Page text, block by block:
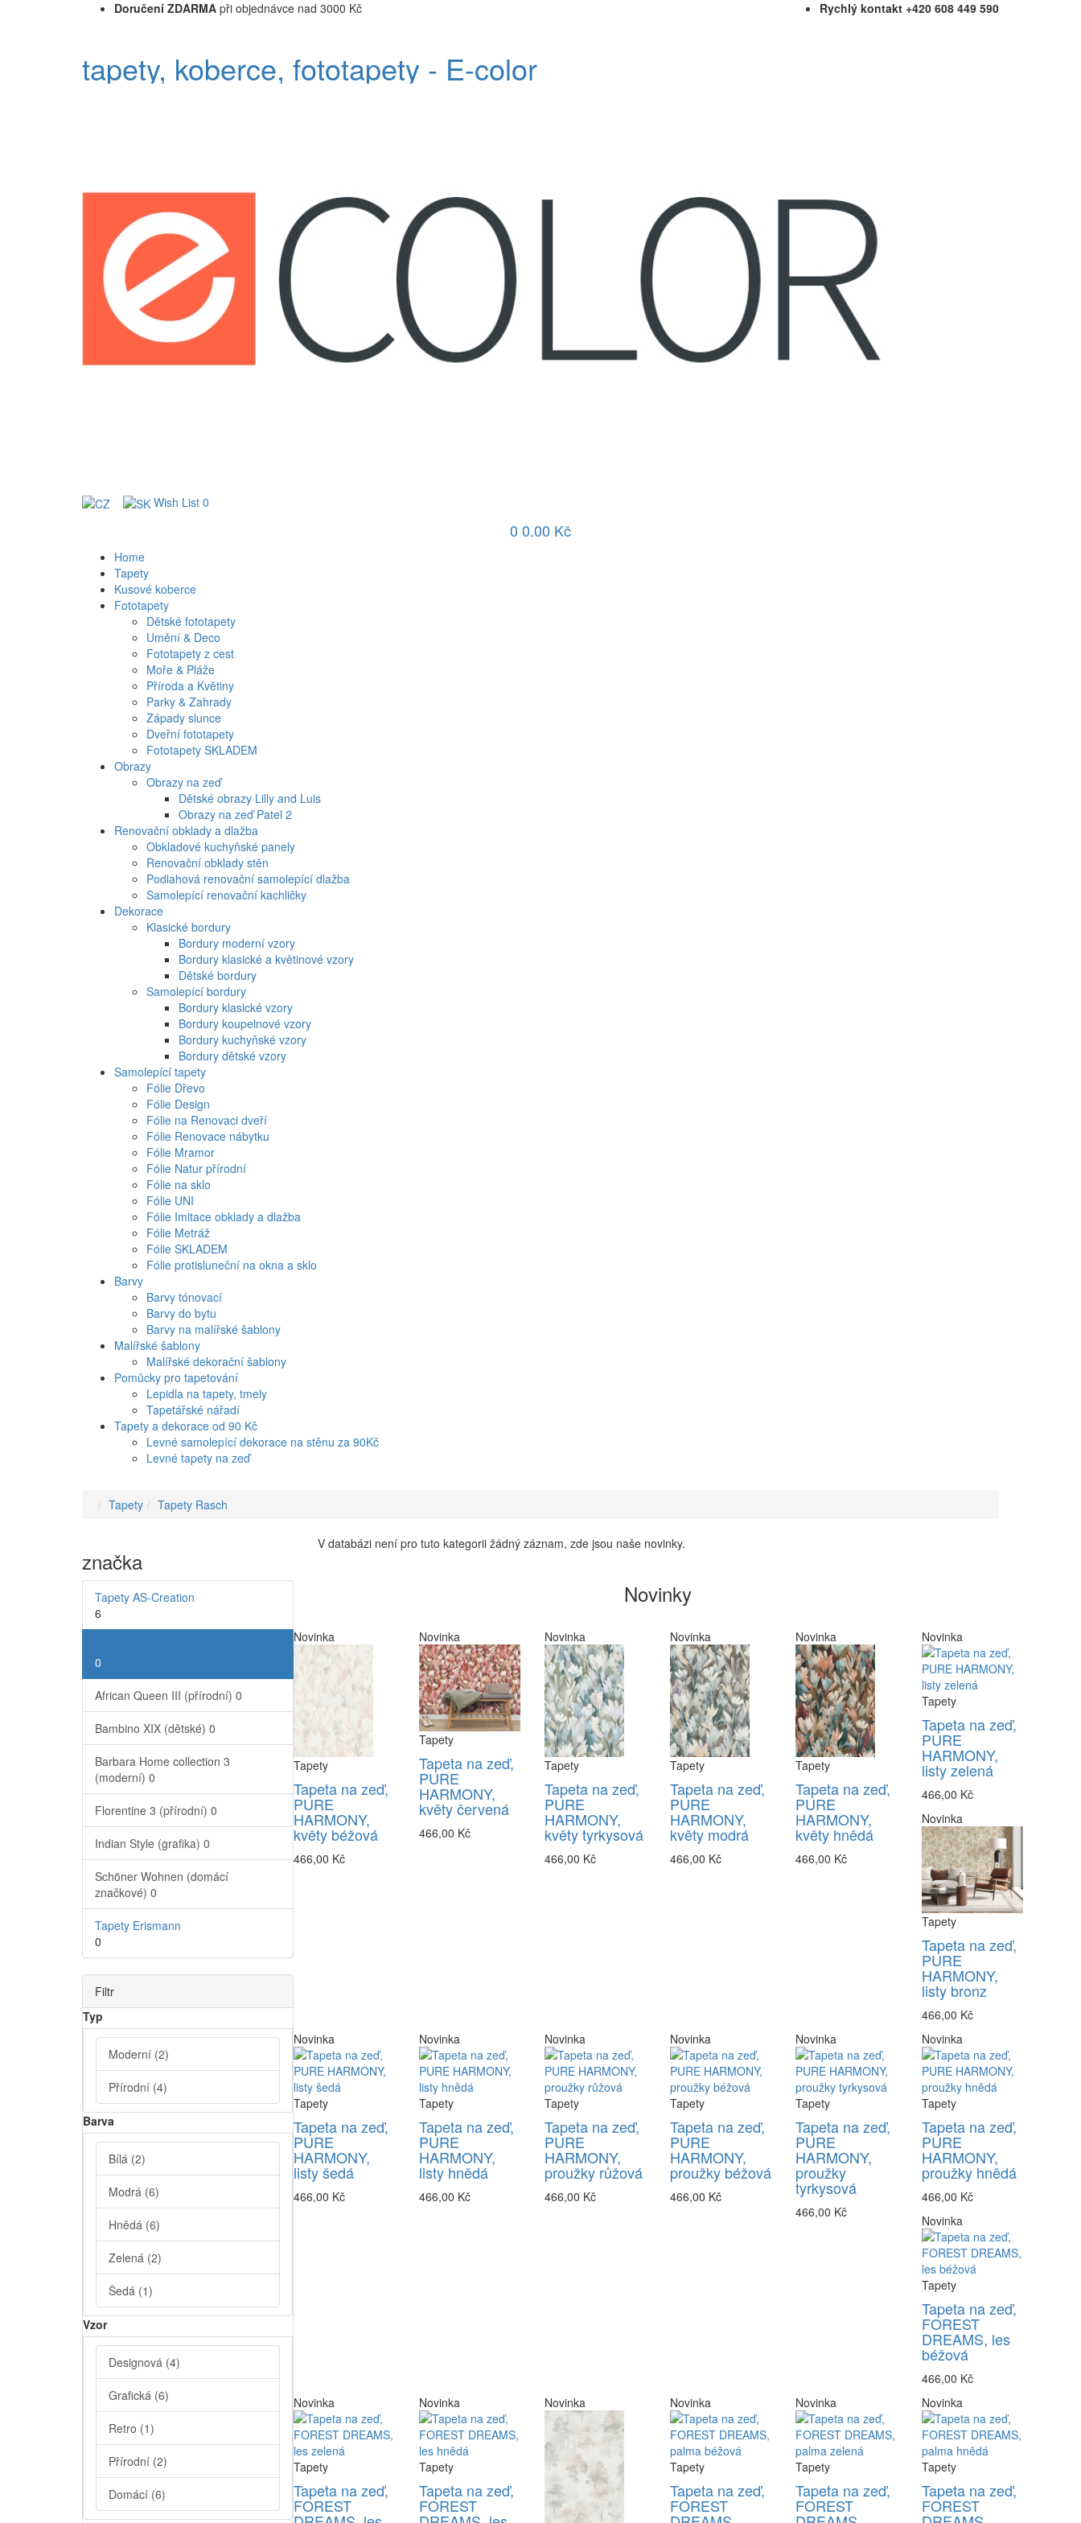
Doručení ZDARMA při objednávce nad 3000 Kč Rychlý kontakt +420 608 449 590
tapety, koberce, fototapety - E-color
Wish List 0
0 0.00 Kč
Home
Tapety
Kusové koberce
Fototapety
Dětské fototapety
Umění & Deco
Fototapety z cest
Moře & Pláže
Příroda a Květiny
Parky & Zahrady
Západy slunce
Dveřní fototapety
Fototapety SKLADEM
Obrazy
Obrazy na zeď
Dětské obrazy Lilly and Luis
Obrazy na zeď Patel 2
Renovační obklady a dlažba
Obkladové kuchyňské panely
Renovační obklady stěn
Podlahová renovační samolepící dlažba
Samolepící renovační kachličky
Dekorace
Klasické bordury
Bordury moderní vzory
Bordury klasické a květinové vzory
Dětské bordury
Samolepící bordury
Bordury klasické vzory
Bordury koupelnové vzory
Bordury kuchyňské vzory
Bordury dětské vzory
Samolepící tapety
Fólie Dřevo
Fólie Design
Fólie na Renovaci dveří
Fólie Renovace nábytku
Fólie Mramor
Fólie Natur přírodní
Fólie na sklo
Fólie UNI
Fólie Imitace obklady a dlažba
Fólie Metráž
Fólie SKLADEM
Fólie protisluneční na okna a sklo
Barvy
Barvy tónovací
Barvy do bytu
Barvy na malířské šablony
Malířské šablony
Malířské dekorační šablony
Pomůcky pro tapetování
Lepidla na tapety, tmely
Tapetářské nářadí
Tapety a dekorace od 90 Kč
Levné samolepící dekorace na stěnu za 90Kč
Levné tapety na zeď
Tapety Tapety Rasch
značka
Tapety AS-Creation
6
0
African Queen III (přírodní) 0
Bambino XIX (dětské) 0
Barbara Home collection 3
(moderní) 0
Florentine 3 (přírodní) 0
Indian Style (grafika) 0
Schöner Wohnen (domácí
značkové) 0
Tapety Erismann
0
Filtr
Typ
Moderní (2)
Přírodní (4)
Barva
Bílá (2)
Modrá (6)
Hnědá (6)
Zelená (2)
Šedá (1)
Vzor
Designová (4)
Grafická (6)
Retro (1)
Přírodní (2)
Domácí (6)
V databázi není pro tuto kategorii žádný záznam, zde jsou naše novinky.
Novinky
Novinka
Tapety
Tapeta na zeď,
PURE
HARMONY,
květy béžová
466,00 Kč
Novinka
Tapety
Tapeta na zeď,
PURE
HARMONY,
květy červená
466,00 Kč
Novinka
Tapety
Tapeta na zeď,
PURE
HARMONY,
květy tyrkysová
466,00 Kč
Novinka
Tapety
Tapeta na zeď,
PURE
HARMONY,
květy modrá
466,00 Kč
Novinka
Tapety
Tapeta na zeď,
PURE
HARMONY,
květy hnědá
466,00 Kč
Novinka
Tapety
Tapeta na zeď,
PURE
HARMONY,
listy zelená
466,00 Kč
Novinka
Tapety
Tapeta na zeď,
PURE
HARMONY,
listy bronz
466,00 Kč
Novinka
Tapety
Tapeta na zeď,
PURE
HARMONY,
listy šedá
466,00 Kč
Novinka
Tapety
Tapeta na zeď,
PURE
HARMONY,
listy hnědá
466,00 Kč
Novinka
Tapety
Tapeta na zeď,
PURE
HARMONY,
proužky růžová
466,00 Kč
Novinka
Tapety
Tapeta na zeď,
PURE
HARMONY,
proužky béžová
466,00 Kč
Novinka
Tapety
Tapeta na zeď,
PURE
HARMONY,
proužky
tyrkysová
466,00 Kč
Novinka
Tapety
Tapeta na zeď,
PURE
HARMONY,
proužky hnědá
466,00 Kč
Novinka
Tapety
Tapeta na zeď,
FOREST
DREAMS, les
béžová
466,00 Kč
Novinka
Tapety
Tapeta na zeď,
FOREST
Novinka
Tapety
Tapeta na zeď,
FOREST
Novinka Novinka
Tapety
Tapeta na zeď,
FOREST
Novinka
Tapety
Tapeta na zeď,
FOREST
Novinka
Tapety
Tapeta na zeď,
FOREST